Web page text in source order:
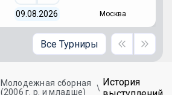
09.08.2026 Москва
Все Турниры
Молодежная сборная
(2006 г. р. и младше)
История